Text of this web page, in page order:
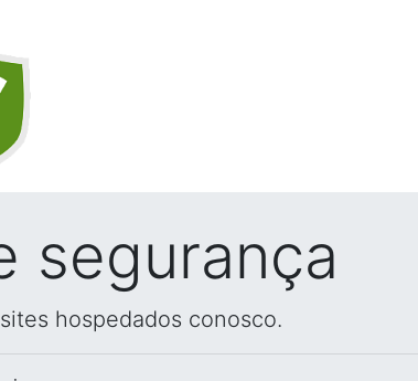
segurança
hospedados conosco.